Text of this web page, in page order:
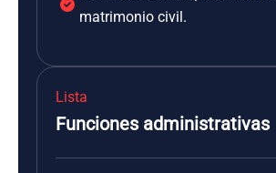
matrimonio civil.
Lista
Funciones administrativas